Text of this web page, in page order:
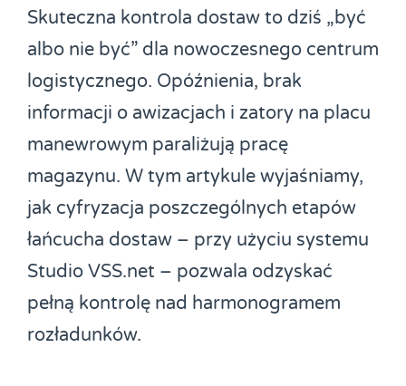
Skuteczna kontrola dostaw to dziś „być
albo nie być” dla nowoczesnego centrum
logistycznego. Opóźnienia, brak
informacji o awizacjach i zatory na placu
manewrowym paraliżują pracę
magazynu. W tym artykule wyjaśniamy,
jak cyfryzacja poszczególnych etapów
łańcucha dostaw – przy użyciu systemu
Studio VSS.net – pozwala odzyskać
pełną kontrolę nad harmonogramem
rozładunków.